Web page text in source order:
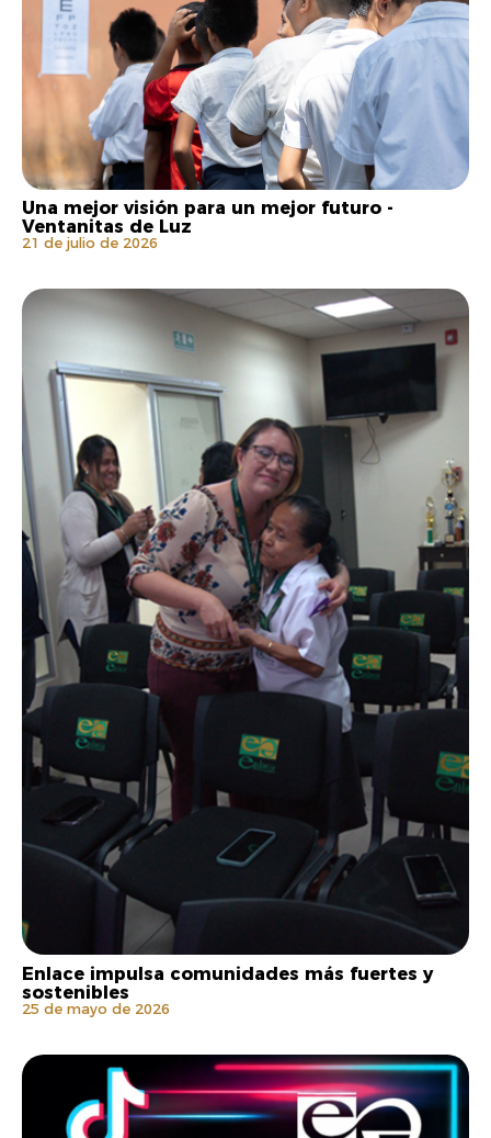
Una mejor visión para un mejor futuro -
Ventanitas de Luz
21 de julio de 2026
Enlace impulsa comunidades más fuertes y
sostenibles
25 de mayo de 2026